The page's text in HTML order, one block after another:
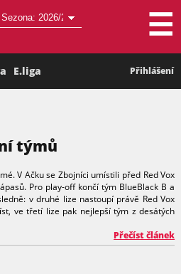
☰
E.liga Přihlášení
týmů
V Ačku se Zbojníci umístili před Red Vox
Pro play-off končí tým BlueBlack B a
v druhé lize nastoupí právě Red Vox
ve třetí lize pak nejlepší tým z desátých
Přečíst článek